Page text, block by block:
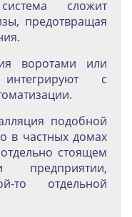
сложит
предотвращая
воротами или
с
подобной
в частных домах
стоящем
то отдельной